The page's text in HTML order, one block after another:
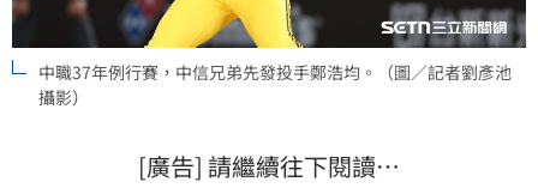
中職37年例行賽，中信兄弟先發投手鄭浩均。（圖／記者劉彥池
攝影）
[廣告] 請繼續往下閱讀…